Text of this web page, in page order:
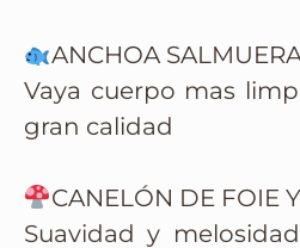
ANCHOA
Vaya cuerpo mas
gran calidad
CANELÓN DE FOIE
Suavidad y